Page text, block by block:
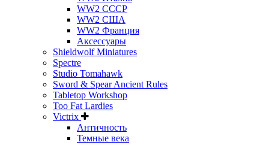
WW2 СССР
WW2 США
WW2 Франция
Аксессуары
Shieldwolf Miniatures
Spectre
Studio Tomahawk
Sword & Spear Ancient Rules
Tabletop Workshop
Too Fat Lardies
Victrix
Античность
Темные века